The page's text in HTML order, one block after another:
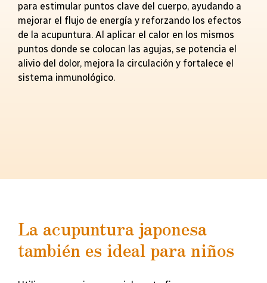
para estimular puntos clave del cuerpo, ayudando a
mejorar el flujo de energía y reforzando los efectos
de la acupuntura. Al aplicar el calor en los mismos
puntos donde se colocan las agujas, se potencia el
alivio del dolor, mejora la circulación y fortalece el
sistema inmunológico.
La acupuntura japonesa
también es ideal para niños